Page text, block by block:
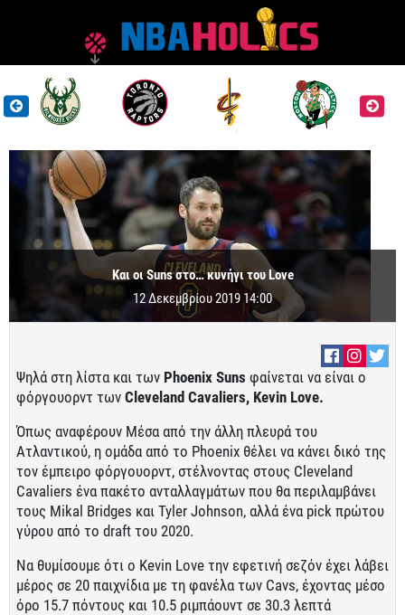
Και οι Suns στο… κυνήγι του Love
12 Δεκεμβρίου 2019 14:00
Ψηλά στη λίστα και των Phoenix Suns φαίνεται να είναι ο
φόργουορντ των Cleveland Cavaliers, Kevin Love.
Όπως αναφέρουν Μέσα από την άλλη πλευρά του
Ατλαντικού, η ομάδα από το Phoenix θέλει να κάνει δικό της
τον έμπειρο φόργουορντ, στέλνοντας στους Cleveland
Cavaliers ένα πακέτο ανταλλαγμάτων που θα περιλαμβάνει
τους Mikal Bridges και Tyler Johnson, αλλά ένα pick πρώτου
γύρου από το draft του 2020.
Να θυμίσουμε ότι ο Kevin Love την εφετινή σεζόν έχει λάβει
μέρος σε 20 παιχνίδια με τη φανέλα των Cavs, έχοντας μέσο
όρο 15.7 πόντους και 10.5 ριμπάουντ σε 30.3 λεπτά